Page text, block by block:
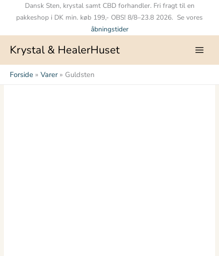
Dansk Sten, krystal samt CBD forhandler. Fri fragt til en
pakkeshop i DK min. køb 199,- OBS! 8/8–23.8 2026. Se vores
åbningstider
Krystal & HealerHuset
Forside Varer Guldsten